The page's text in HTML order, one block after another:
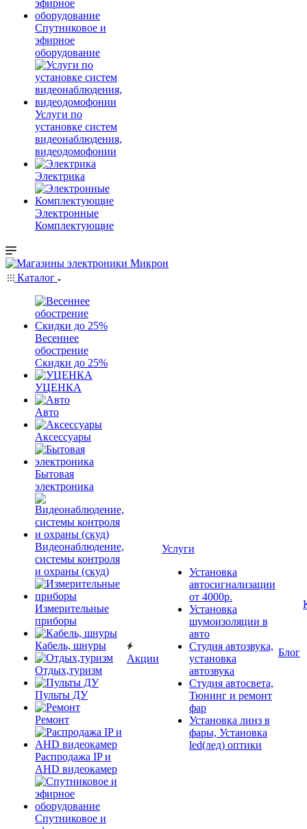
Спутниковое и
эфирное
оборудование
Услуги по
установке систем
видеонаблюдения,
видеодомофонии
Электрика
Электронные
Комплектующие
Каталог
Весеннее
обострение
Скидки до 25%
УЦЕНКА
Авто
Аксессуары
Бытовая
электроника
Видеонаблюдение,
системы контроля
и охраны (скуд)
Измерительные
приборы
Кабель, шнуры
Отдых,туризм
Пульты ДУ
Ремонт
Распродажа IP и
AHD видеокамер
Спутниковое и
Акции
Услуги
Установка
автосигнализации
от 4000р.
Установка
шумоизоляции в
авто
Студия автозвука,
установка
автозвука
Студия автосвета,
Тюнинг и ремонт
фар
Установка линз в
фары, Установка
led(лед) оптики
Блог